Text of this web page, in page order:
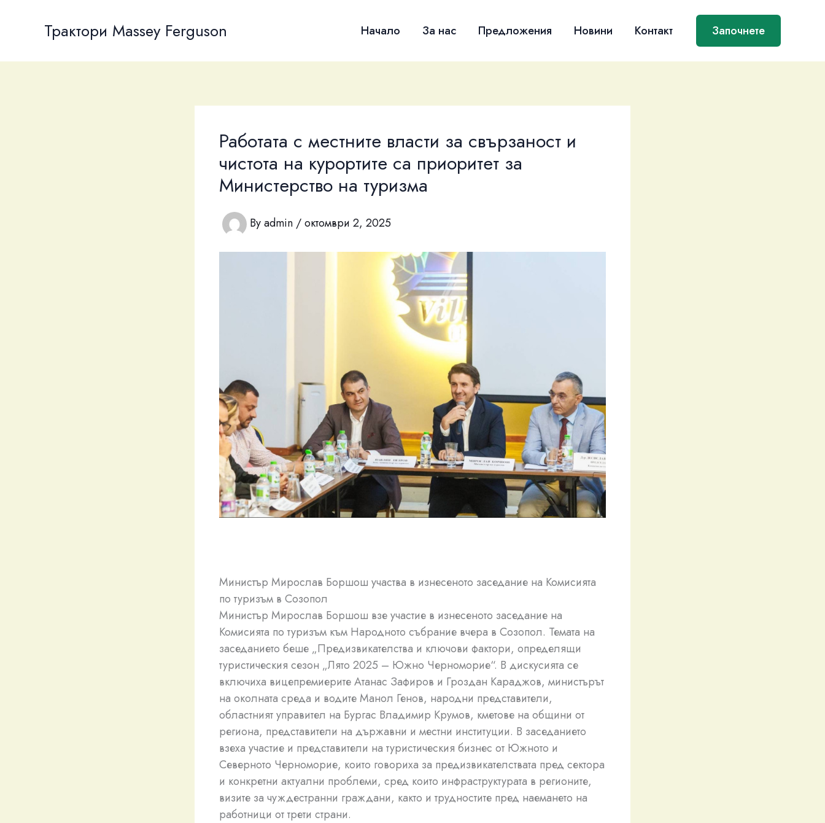
Трактори Massey Ferguson Начало За нас Предложения Новини Контакт Започнете
Работата с местните власти за свързаност и
чистота на курортите са приоритет за
Министерство на туризма
Byadmin /октомври 2, 2025
Министър Мирослав Боршош участва в изнесеното заседание на Комисията
по туризъм в Созопол
Министър Мирослав Боршош взе участие в изнесеното заседание на
Комисията по туризъм към Народното събрание вчера в Созопол. Темата на
заседанието беше „Предизвикателства и ключови фактори, определящи
туристическия сезон „Лято 2025 – Южно Черноморие“. В дискусията се
включиха вицепремиерите Атанас Зафиров и Гроздан Караджов, министърът
на околната среда и водите Манол Генов, народни представители,
областният управител на Бургас Владимир Крумов, кметове на общини от
региона, представители на държавни и местни институции. В заседанието
взеха участие и представители на туристическия бизнес от Южното и
Северното Черноморие, които говориха за предизвикателствата пред сектора
и конкретни актуални проблеми, сред които инфраструктурата в регионите,
визите за чуждестранни граждани, както и трудностите пред наемането на
работници от трети страни.